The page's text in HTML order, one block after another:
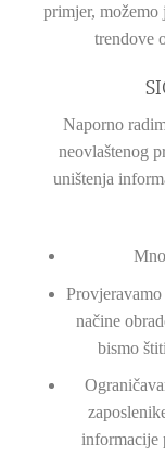
primjer,
trendove
Naporno
neovlaštenog
uništenja
načine
bismo
informacije